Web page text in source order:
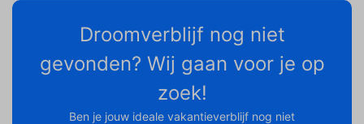
Droomverblijf nog niet
gevonden? Wij gaan voor je op
zoek!
Ben je jouw ideale vakantieverblijf nog niet